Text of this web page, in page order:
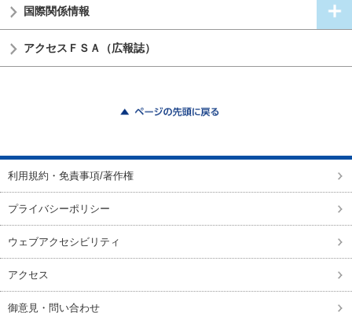
国際関係情報
アクセスＦＳＡ（広報誌）
利用規約・免責事項/著作権
プライバシーポリシー
ウェブアクセシビリティ
アクセス
御意見・問い合わせ